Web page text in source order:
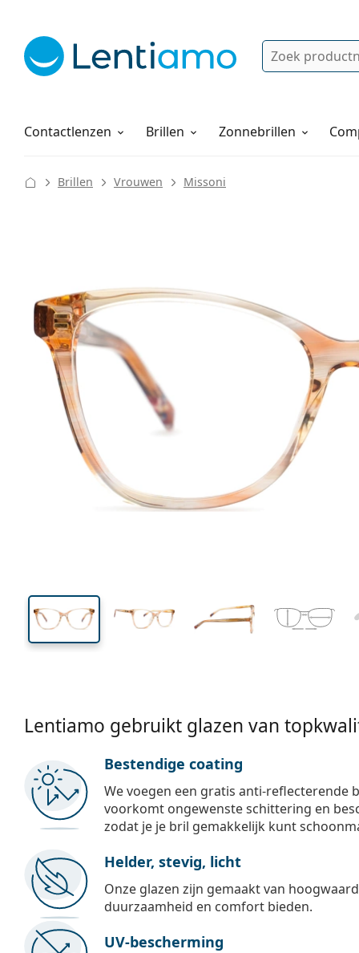
Zoek
Contactlenzen
Lenzenvloeistoffen Brillen Zonnebrillen
Hoe bestellen
Brillen Vrouwen Missoni
43 mm
Glashoogte Glasbreedte
Lentiamo gebruikt glazen van
Bestendige coating
We voegen een gratis anti-reflecterende
voorkomt ongewenste schittering en
zodat je je bril gemakkelijk kunt
Helder, stevig, licht
Onze glazen zijn gemaakt van
duurzaamheid en comfort bieden.
UV-bescherming